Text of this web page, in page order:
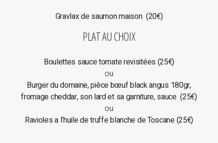
Gravlax de saumon maison (20€)
PLAT AU CHOIX
Boulettes sauce tomate revisitées (25€)
ou
Burger du domaine, pièce bœuf black angus 180gr,
fromage cheddar, son lard et sa garniture, sauce (25€)
ou
Ravioles a l’huile de truffe blanche de Toscane (25€)